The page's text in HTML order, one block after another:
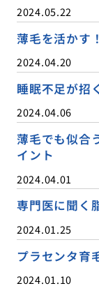
2024.05.22
薄毛を活かす
2024.04.20
睡眠不足が招
2024.04.06
薄毛でも似合
イント
2024.04.01
専門医に聞く
2024.01.25
プラセンタ育
2024.01.10